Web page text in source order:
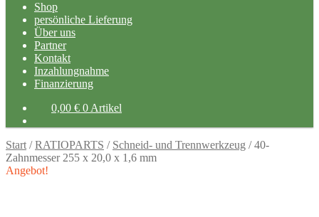
Shop
persönliche Lieferung
Über uns
Partner
Kontakt
Inzahlungnahme
Finanzierung
0,00 € 0 Artikel
Start /RATIOPARTS / Schneid- und Trennwerkzeug /40-
Zahnmesser 255 x 20,0 x 1,6 mm
Angebot!